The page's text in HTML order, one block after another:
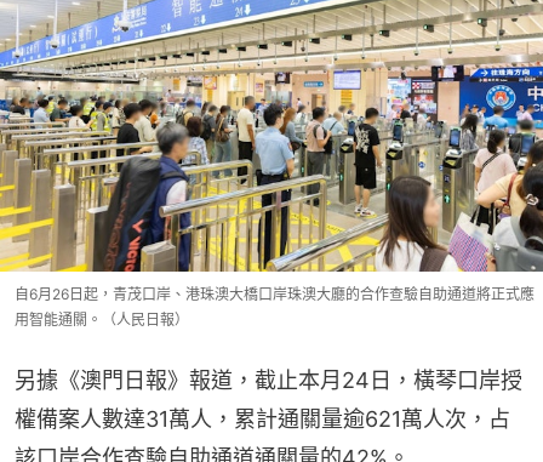
自6月26日起，青茂口岸、港珠澳大橋口岸珠澳大廳的合作查驗自助通道將正式應
用智能通關。（人民日報）
另據《澳門日報》報道，截止本月24日，橫琴口岸授
權備案人數達31萬人，累計通關量逾621萬人次，占